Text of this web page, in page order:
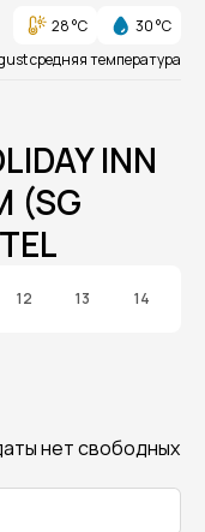
28 °C
30 °C
средняя температура
INN
(SG
12 13 14
нет свободных